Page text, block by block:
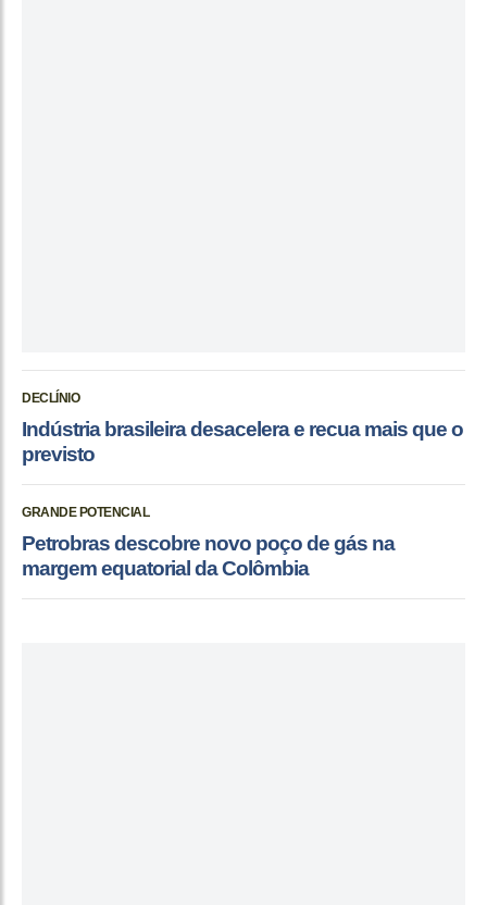
DECLÍNIO
Indústria brasileira desacelera e recua mais que o
previsto
GRANDE POTENCIAL
Petrobras descobre novo poço de gás na
margem equatorial da Colômbia